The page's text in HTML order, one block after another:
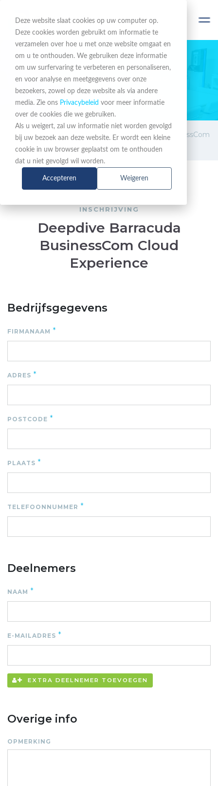
Deze website slaat cookies op uw computer op.
Deze cookies worden gebruikt om informatie te
verzamelen over hoe u met onze website omgaat en
om u te onthouden. We gebruiken deze informatie
om uw surfervaring te verbeteren en personaliseren,
en voor analyse en meetgegevens over onze
bezoekers, zowel op deze website als via andere
media. Zie ons Privacybeleid voor meer informatie
over de cookies die we gebruiken.
Als u weigert, zal uw informatie niet worden gevolgd
bij uw bezoek aan deze website. Er wordt een kleine
cookie in uw browser geplaatst om te onthouden
dat u niet gevolgd wil worden.
Accepteren Weigeren
EEN COMPLEET PORTFOLIO
Training Center
Training
Deepdive Barracuda BusinessCom
Cloud Experience
INSCHRIJVING
Deepdive Barracuda
BusinessCom Cloud
Experience
Bedrijfsgegevens
FIRMANAAM *
ADRES *
POSTCODE *
PLAATS *
TELEFOONNUMMER *
Deelnemers
NAAM *
E-MAILADRES *
EXTRA DEELNEMER TOEVOEGEN
Overige info
OPMERKING